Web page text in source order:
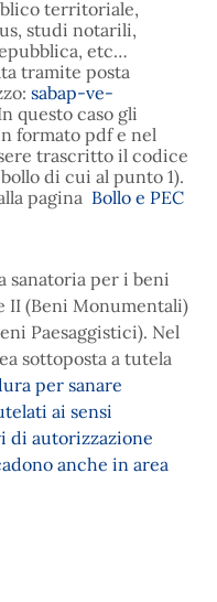
territoriale,
studi notarili,
etc…
tramite posta
sabap-ve-
questo caso gli
formato pdf e nel
trascritto il codice
di cui al punto 1).
pagina Bollo e PEC
sanatoria per i beni
II (Beni Monumentali)
Paesaggistici). Nel
sottoposta a tutela
per sanare
ai sensi
di autorizzazione
anche in area